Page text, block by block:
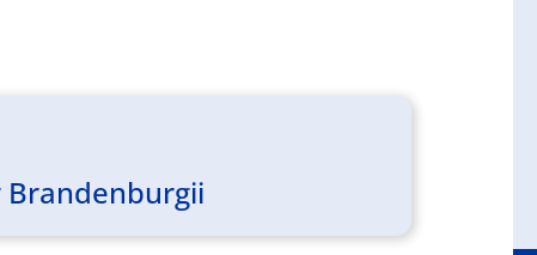
Brandenburgii